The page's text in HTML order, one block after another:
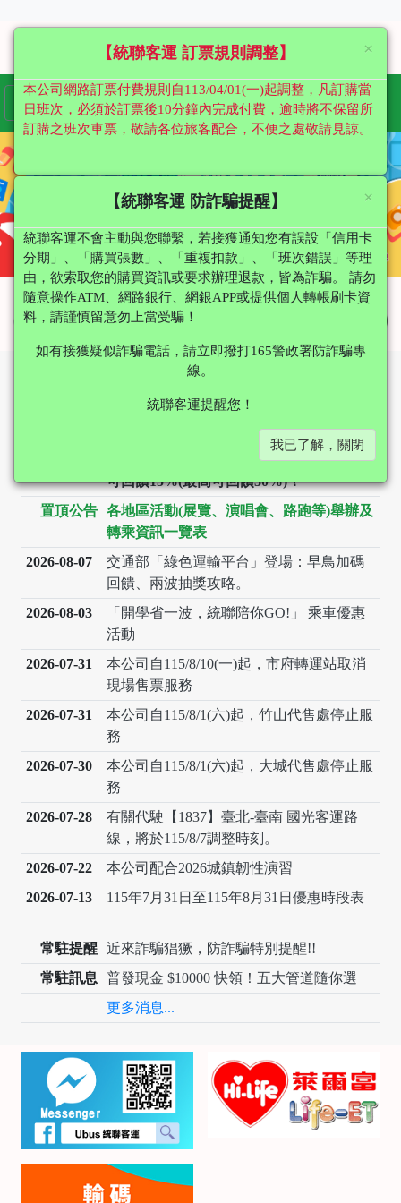
×
【統聯客運 訂票規則調整】
本公司網路訂票付費規則自113/04/01(一)起調整，凡訂購當
日班次，必須於訂票後10分鐘內完成付費，逾時將不保留所
訂購之班次車票，敬請各位旅客配合，不便之處敬請見諒。
×
【統聯客運 防詐騙提醒】
統聯客運不會主動與您聯繫，若接獲通知您有誤設「信用卡
分期」、「購買張數」、「重複扣款」、「班次錯誤」等理
由，欲索取您的購買資訊或要求辦理退款，皆為詐騙。 請勿
隨意操作ATM、網路銀行、網銀APP或提供個人轉帳刷卡資
料，請謹慎留意勿上當受騙！
如有接獲疑似詐騙電話，請立即撥打165警政署防詐騙專
線。
統聯客運提醒您！
我已了解，關閉
最新消息
月31日（含）止，民眾可配合
TPASS2.0+常客優惠方案，每月搭乘2次即
可回饋15%(最高可回饋30%)！
置頂公告
各地區活動(展覽、演唱會、路跑等)舉辦及
轉乘資訊一覽表
2026-08-07
交通部「綠色運輸平台」登場：早鳥加碼
回饋、兩波抽獎攻略。
2026-08-03
「開學省一波，統聯陪你GO!」 乘車優惠
活動
2026-07-31
本公司自115/8/10(一)起，市府轉運站取消
現場售票服務
2026-07-31
本公司自115/8/1(六)起，竹山代售處停止服
務
2026-07-30
本公司自115/8/1(六)起，大城代售處停止服
務
2026-07-28
有關代駛【1837】臺北-臺南 國光客運路
線，將於115/8/7調整時刻。
2026-07-22
本公司配合2026城鎮韌性演習
2026-07-13
115年7月31日至115年8月31日優惠時段表
常駐提醒
近來詐騙猖獗，防詐騙特別提醒!!
常駐訊息
普發現金 $10000 快領！五大管道隨你選
更多消息...